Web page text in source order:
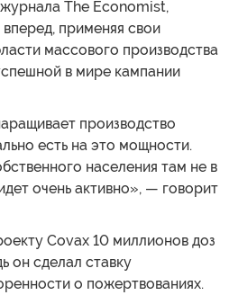
The Economist,
применяя свои
массового производства
в мире кампании
производство
есть на это мощности.
населения там не в
очень активно», — говорит
Covax 10 миллионов доз
он сделал ставку
о пожертвованиях.